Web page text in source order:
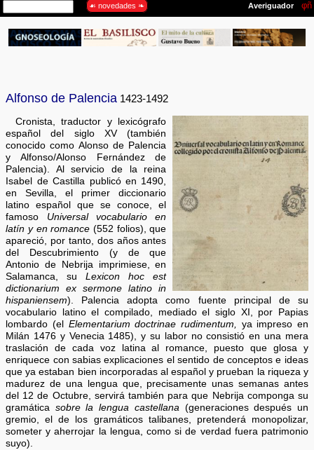
Alfonso de Palencia 1423-1492
Cronista, traductor y lexicógrafo
español del siglo XV (también
conocido como Alonso de Palencia
y Alfonso/Alonso Fernández de
Palencia). Al servicio de la reina
Isabel de Castilla publicó en 1490,
en Sevilla, el primer diccionario
latino español que se conoce, el
famoso Universal vocabulario en
latín y en romance (552 folios), que
apareció, por tanto, dos años antes
del Descubrimiento (y de que
Antonio de Nebrija imprimiese, en
Salamanca, suLexicon hoc est
dictionarium ex sermone latino in
hispaniensem). Palencia adopta como fuente principal de su
vocabulario latino el compilado, mediado el siglo XI, por Papias
lombardo (el Elementarium doctrinae rudimentum, ya impreso en
Milán 1476 y Venecia 1485), y su labor no consistió en una mera
traslación de cada voz latina al romance, puesto que glosa y
enriquece con sabias explicaciones el sentido de conceptos e ideas
que ya estaban bien incorporadas al español y prueban la riqueza y
madurez de una lengua que, precisamente unas semanas antes
del 12 de Octubre, servirá también para que Nebrija componga su
gramática sobre la lengua castellana(generaciones después un
gremio, el de los gramáticos talibanes, pretenderá monopolizar,
someter y aherrojar la lengua, como si de verdad fuera patrimonio
suyo).